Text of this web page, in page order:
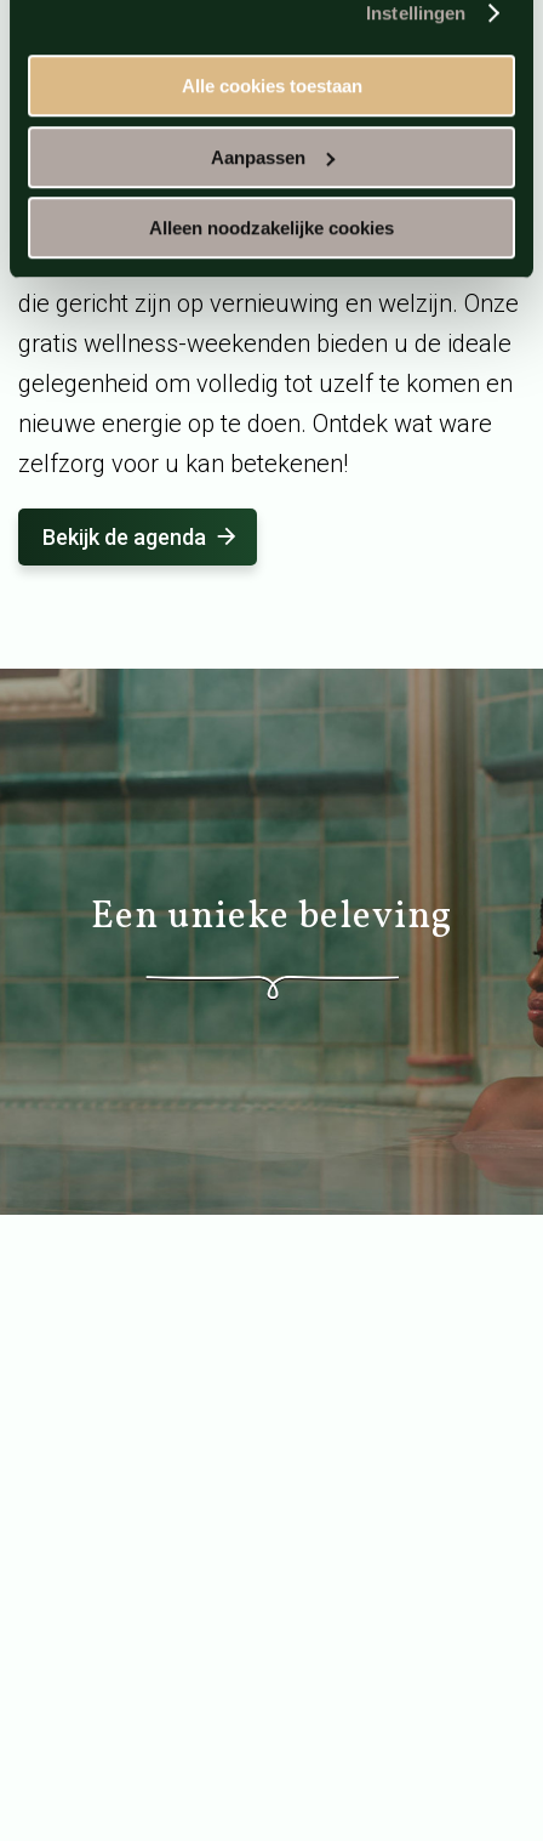
Instellingen
Alle cookies toestaan
Aanpassen
Alleen noodzakelijke cookies
Wellness events
Laat de dagelijkse drukte achter u en duik in
een wereld van rust tijdens onze exclusieve
wellness-events. U kunt genieten van speciale
opgietingen en diep ontspannende meditaties
die gericht zijn op vernieuwing en welzijn. Onze
gratis wellness-weekenden bieden u de ideale
gelegenheid om volledig tot uzelf te komen en
nieuwe energie op te doen. Ontdek wat ware
zelfzorg voor u kan betekenen!
Bekijk de agenda
Een unieke beleving